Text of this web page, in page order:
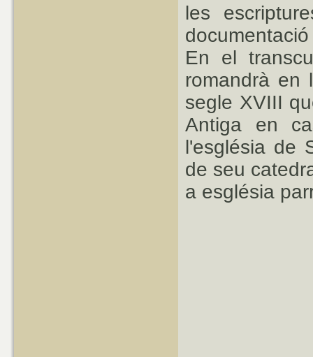
les
En el
romandrà en
segle XVIII
Antiga en
l'església de
de seu
a església